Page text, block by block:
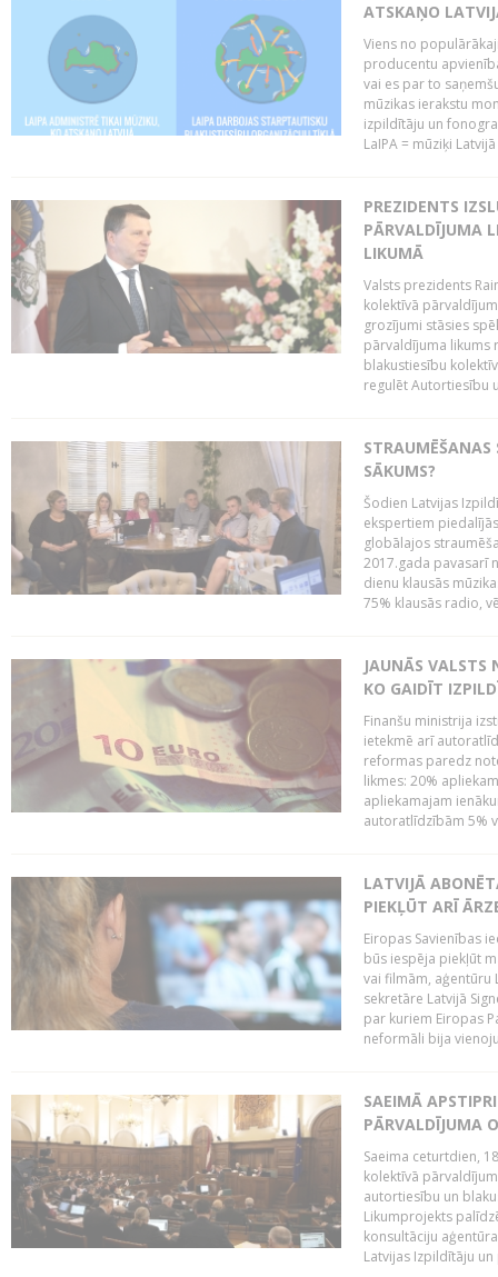
ATSKAŅO
Viens no
producentu
vai es par to
mūzikas ierakstu
izpildītāju un
LaIPA = mūziķi
PREZIDENTS
PĀRVALDĪJUMA
LIKUMĀ
Valsts prezidents
kolektīvā
grozījumi stāsies
pārvaldījuma likums
blakustiesību
regulēt Autortiesību
STRAUMĒŠANAS
SĀKUMS?
Šodien Latvijas
ekspertiem
globālajos
2017.gada pavasarī
dienu klausās
75% klausās radio,
JAUNĀS VALSTS
KO GAIDĪT
Finanšu ministrija
ietekmē arī
reformas paredz
likmes: 20%
apliekamajam
autoratlīdzībām 5%
LATVIJĀ
PIEKĻŪT ARĪ
Eiropas Savienības
būs iespēja piekļūt
vai filmām, aģentūru
sekretāre Latvijā
par kuriem Eiropas
neformāli bija
SAEIMĀ
PĀRVALDĪJUMA
Saeima ceturtdien,
kolektīvā
autortiesību un
Likumprojekts
konsultāciju
Latvijas Izpildītāju